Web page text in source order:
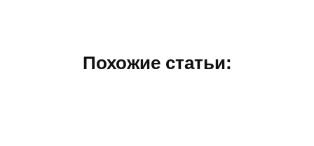
Похожие статьи: